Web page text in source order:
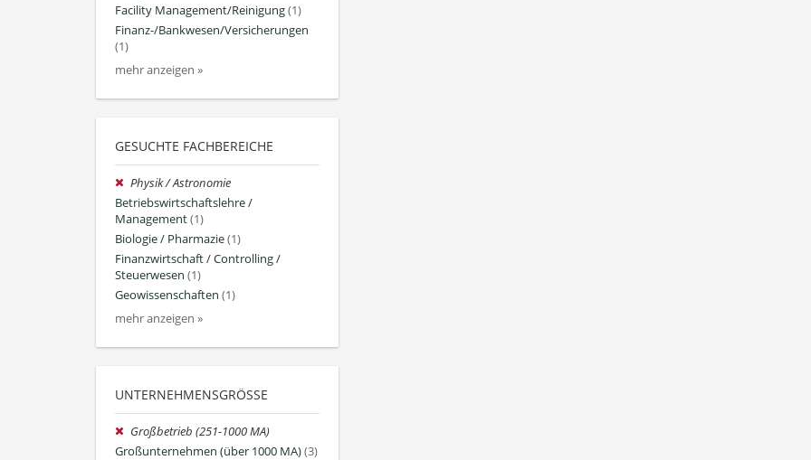
Facility Management/Reinigung(1)
Finanz-/Bankwesen/Versicherungen
(1)
mehr anzeigen »
GESUCHTE FACHBEREICHE
Physik / Astronomie
Betriebswirtschaftslehre /
Management(1)
Biologie / Pharmazie(1)
Finanzwirtschaft / Controlling /
Steuerwesen (1)
Geowissenschaften (1)
mehr anzeigen »
UNTERNEHMENSGRÖSSE
Großbetrieb (251-1000 MA)
Großunternehmen (über 1000 MA)(3)